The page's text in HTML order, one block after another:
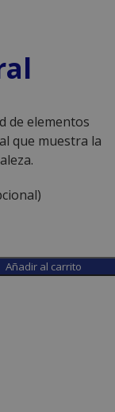
de elementos
que muestra la
Añadir al carrito